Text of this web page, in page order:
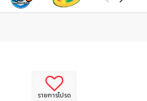
รายการโปรด